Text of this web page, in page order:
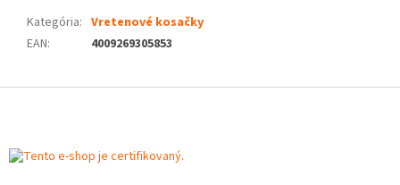
Kategória: Vretenové kosačky
EAN: 4009269305853